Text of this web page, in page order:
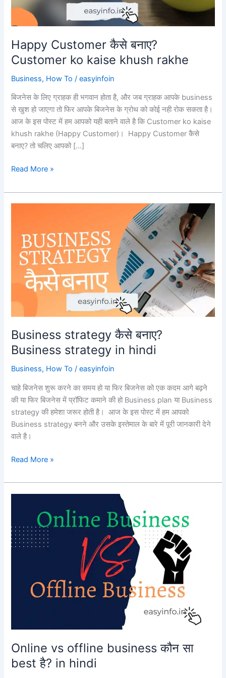
Happy Customer कैसे बनाए?
Customer ko kaise khush rakhe
Business, How To /easyinfoin
बिजनेस के लिए ग्राहक ही भगवान होता है, और जब ग्राहक आपके business
से खुश हो जाएगा तो फिर आपके बिजनेस के ग्रोथ को कोई नही रोक सकता है।
आज के इस पोस्ट में हम आपको यही बताने वाले है कि Customer ko kaise
khush rakhe (Happy Customer)। Happy Customer कैसे
बनाए? तो चलिए आपको […]
Happy
कैसे
बनाए?
kaise
khush
rakhe
Read More »
Business strategy कैसे बनाए?
Business strategy in hindi
Business, How To /easyinfoin
चाहे बिजनेस शुरू करने का समय हो या फिर बिजनेस को एक कदम आगे बढ़ने
की या फिर बिजनेस में प्रॉफिट कमाने की हो Business plan या Business
strategy की हमेशा जरूर होती है। आज के इस पोस्ट में हम आपको
Business strategy बनने और उसके इस्तेमाल के बारे में पूरी जानकारी देने
वाले है।
Business
कैसे
बनाए?
strategy
in
hindi
Read More »
Online vs offline business कौन सा
best है? in hindi